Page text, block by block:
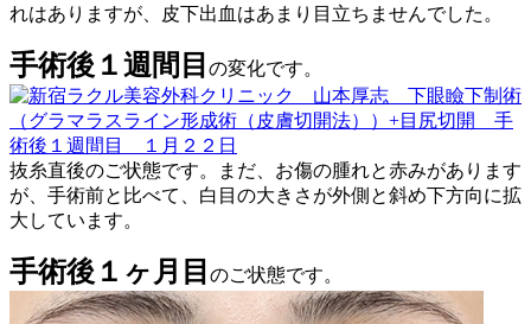
れはありますが、皮下出血はあまり目立ちませんでした。
手術後１週間目 の変化です。
抜糸直後のご状態です。まだ、お傷の腫れと赤みがあります
が、手術前と比べて、白目の大きさが外側と斜め下方向に拡
大しています。
手術後１ヶ月目 のご状態です。